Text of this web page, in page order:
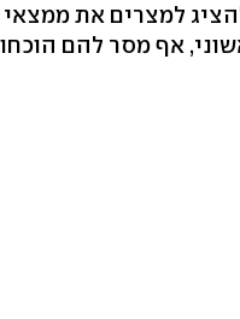
למצרים את
אף מסר להם